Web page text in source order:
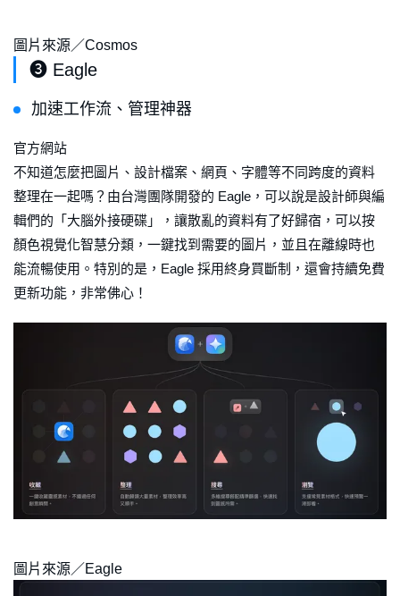
圖片來源／Cosmos
❸ Eagle
加速工作流、管理神器
官方網站
不知道怎麼把圖片、設計檔案、網頁、字體等不同跨度的資料
整理在一起嗎？由台灣團隊開發的 Eagle，可以說是設計師與編
輯們的「大腦外接硬碟」，讓散亂的資料有了好歸宿，可以按
顏色視覺化智慧分類，一鍵找到需要的圖片，並且在離線時也
能流暢使用。特別的是，Eagle 採用終身買斷制，還會持續免費
更新功能，非常佛心！
圖片來源／Eagle